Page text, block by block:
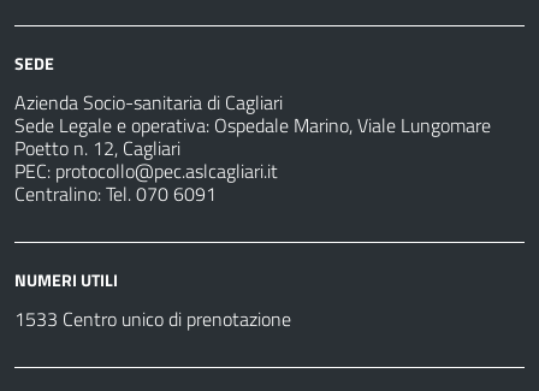
sanitarie
fare
SEDE
Azienda Socio-sanitaria di Cagliari
Sede Legale e operativa: Ospedale Marino, Viale Lungomare
Poetto n. 12, Cagliari
PEC: protocollo@pec.aslcagliari.it
Centralino: Tel. 070 6091
NUMERI UTILI
1533 Centro unico di prenotazione